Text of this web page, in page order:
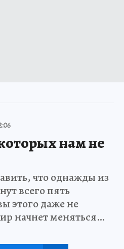
нам не
что однажды из
всего пять
этого даже не
начнет меняться…